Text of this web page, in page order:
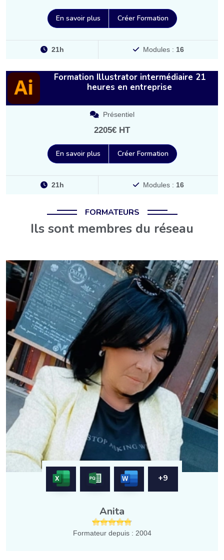
En savoir plus Créer Formation
21h Modules : 16
Formation Illustrator intermédiaire 21
heures en entreprise
Présentiel
2205€ HT
En savoir plus Créer Formation
21h Modules : 16
FORMATEURS
Ils sont membres du réseau
+9
Anita
Formateur depuis : 2004